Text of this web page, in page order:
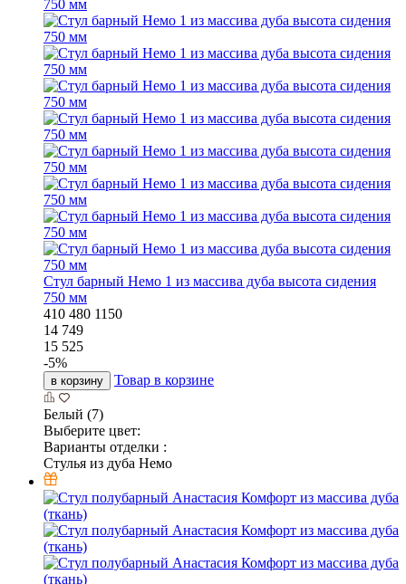
Стул барный Немо 1 из массива дуба высота сидения
750 мм
410 480 1150
14 749
15 525
-5%
в корзину Товар в корзине
Белый (7)
Выберите цвет:
Варианты отделки :
Стулья из дуба Немо